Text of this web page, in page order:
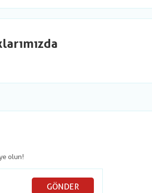
olun!
GÖNDER